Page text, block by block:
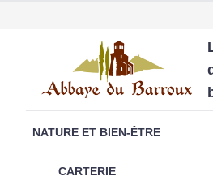
NATURE ET BIEN-ÊTRE
CARTERIE